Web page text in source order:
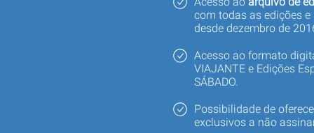
com todas as edições
desde dezembro de
Acesso ao formato
VIAJANTE e Edições
SÁBADO.
Possibilidade de
exclusivos a não